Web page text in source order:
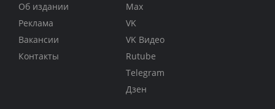
Об издании
Реклама
Вакансии
Контакты
Max
VK
VK Видео
Rutube
Telegram
Дзен